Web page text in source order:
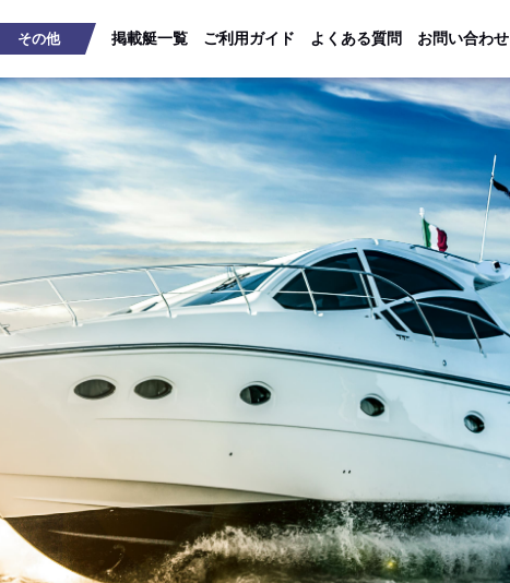
その他 掲載艇一覧 ご利用ガイド よくある質問 お問い合わせ